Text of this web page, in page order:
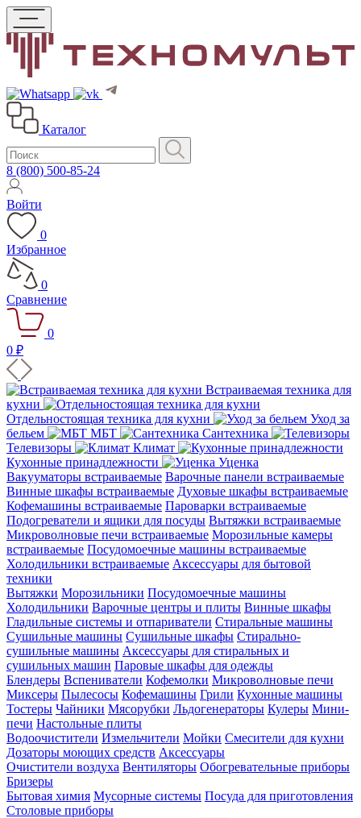
Каталог
8 (800) 500-85-24
Войти
0
Избранное
0
Сравнение
0
0 ₽
Встраиваемая техника для
кухни
Отдельностоящая техника для кухни
Уход за
бельем
МБТ
Сантехника
Телевизоры
Климат
Кухонные принадлежности
Уценка
Вакууматоры встраиваемые Варочные панели встраиваемые
Винные шкафы встраиваемые Духовые шкафы встраиваемые
Кофемашины встраиваемые Пароварки встраиваемые
Подогреватели и ящики для посуды Вытяжки встраиваемые
Микроволновые печи встраиваемые Морозильные камеры
встраиваемые Посудомоечные машины встраиваемые
Холодильники встраиваемые Аксессуары для бытовой
техники
Вытяжки Морозильники Посудомоечные машины
Холодильники Варочные центры и плиты Винные шкафы
Гладильные системы и отпариватели Стиральные машины
Сушильные машины Сушильные шкафы Стирально-
сушильные машины Аксессуары для стиральных и
сушильных машин Паровые шкафы для одежды
Блендеры Вспениватели Кофемолки Микроволновые печи
Миксеры Пылесосы Кофемашины Грили Кухонные машины
Тостеры Чайники Мясорубки Льдогенераторы Кулеры Мини-
печи Настольные плиты
Водоочистители Измельчители Мойки Смесители для кухни
Дозаторы моющих средств Аксессуары
Очистители воздуха Вентиляторы Обогревательные приборы
Бризеры
Бытовая химия Мусорные системы Посуда для приготовления
Столовые приборы